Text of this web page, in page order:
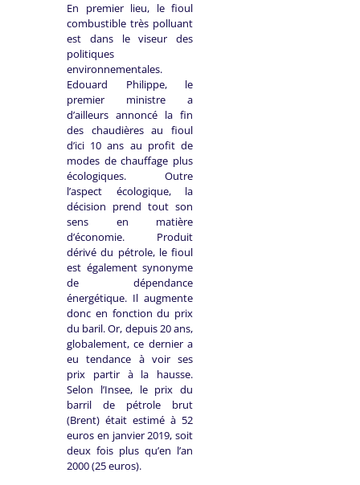
En premier lieu, le fioul
combustible très polluant
est dans le viseur des
politiques
environnementales.
Edouard Philippe, le
premier ministre a
d’ailleurs annoncé la fin
des chaudières au fioul
d’ici 10 ans au profit de
modes de chauffage plus
écologiques. Outre
l’aspect écologique, la
décision prend tout son
sens en matière
d’économie. Produit
dérivé du pétrole, le fioul
est également synonyme
de dépendance
énergétique. Il augmente
donc en fonction du prix
du baril. Or, depuis 20 ans,
globalement, ce dernier a
eu tendance à voir ses
prix partir à la hausse.
Selon l’Insee, le prix du
barril de pétrole brut
(Brent) était estimé à 52
euros en janvier 2019, soit
deux fois plus qu’en l’an
2000 (25 euros).